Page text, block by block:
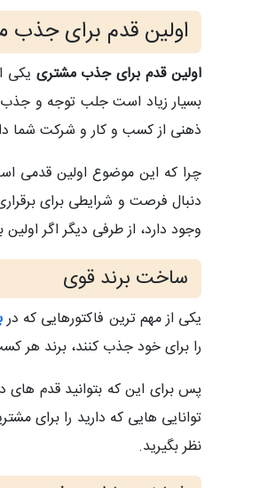
اولین قدم برای
اولین قدم برای جذب مشتری یکی
بسیار زیاد است جلب توجه و جذب
ذهنی از کسب و کار و شرکت شما
چرا که این موضوع اولین قدمی
دنبال فرصت و شرایطی برای
وجود دارد، از طرفی دیگر اگر
ساخت برند قوی
یکی از مهم ترین فاکتورهایی که در
را برای خود جذب کنند، برند هر
پس برای این که بتوانید قدم
توانایی هایی که دارید را برای
نظر بگیرید.